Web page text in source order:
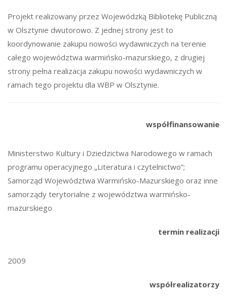
Projekt realizowany przez Wojewódzką Bibliotekę Publiczną
w Olsztynie dwutorowo. Z jednej strony jest to
koordynowanie zakupu nowości wydawniczych na terenie
całego województwa warmińsko-mazurskiego, z drugiej
strony pełna realizacja zakupu nowości wydawniczych w
ramach tego projektu dla WBP w Olsztynie.
współfinansowanie
Ministerstwo Kultury i Dziedzictwa Narodowego w ramach
programu operacyjnego „Literatura i czytelnictwo”;
Samorząd Województwa Warmińsko-Mazurskiego oraz inne
samorządy terytorialne z województwa warmińsko-
mazurskiego
termin realizacji
2009
współrealizatorzy